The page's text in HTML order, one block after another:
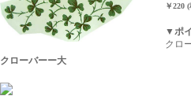
クローバーー大
￥220
▼ポ
クロ